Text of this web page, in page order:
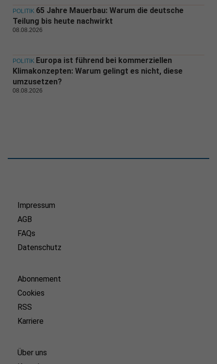
POLITIK 65 Jahre Mauerbau: Warum die deutsche
Teilung bis heute nachwirkt
08.08.2026
POLITIK Europa ist führend bei kommerziellen
Klimakonzepten: Warum gelingt es nicht, diese
umzusetzen?
08.08.2026
Impressum
AGB
FAQs
Datenschutz
Abonnement
Cookies
RSS
Karriere
Über uns